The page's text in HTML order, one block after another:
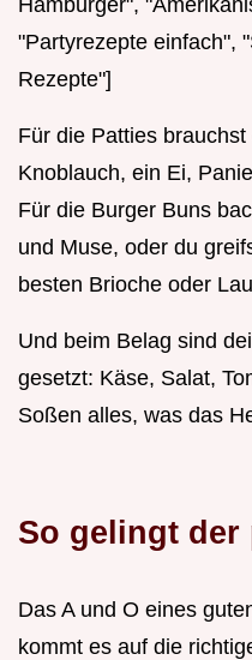
Hamburger",
"Partyrezepte einfach",
Rezepte"]
Für die Patties
Knoblauch, ein Ei,
Für die Burger Buns
und Muse, oder du
besten Brioche oder
Und beim Belag sind
gesetzt: Käse, Salat,
Soßen alles, was das
So gelingt der
Das A und O eines
kommt es auf die